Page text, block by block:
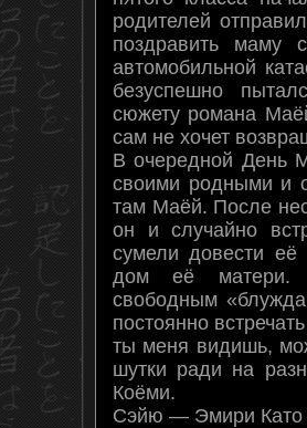
родителей
поздравить
автомобильной
безуспешно
сюжету романа
сам не хочет
В очередной День
своими родными и
там Маёй. После
он и случайно
сумели довести её
дом её матери.
свободным
постоянно
ты меня видишь,
шутки ради на
Коёми.
Сэйю — Эмири Като